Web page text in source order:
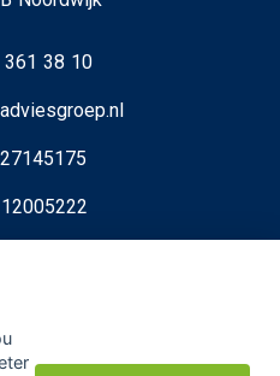
361 38 10